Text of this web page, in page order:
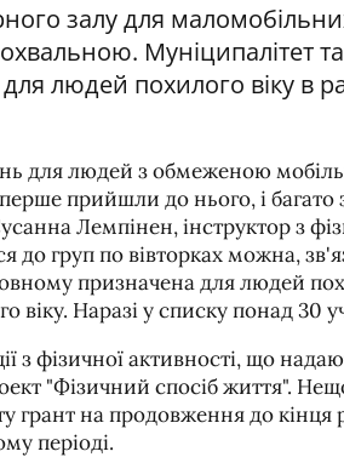
залу для
Муніципалітет
людей похилого віку в
для людей з обмеженою
прийшли до нього, і багато
Лемпінен, інструктор з
до груп по вівторках можна,
призначена для людей
віку. Наразі у списку понад 30
з фізичної активності, що
"Фізичний спосіб життя".
грант на продовження до кінця
періоді.